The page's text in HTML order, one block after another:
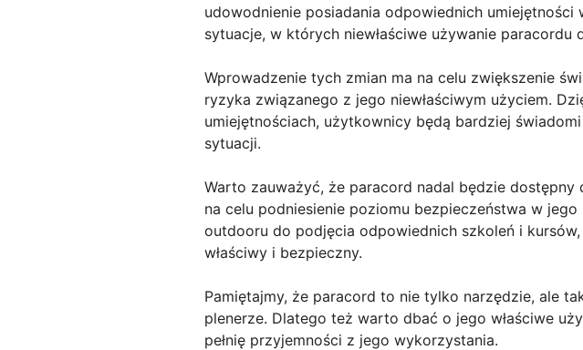
udowodnienie posiadania odpowiednich
sytuacje, w których niewłaściwe używanie
Wprowadzenie tych zmian ma na celu zwiększenie
ryzyka związanego z jego niewłaściwym użyciem.
umiejętnościach, użytkownicy będą bardziej
sytuacji.
Warto zauważyć, że paracord nadal będzie
na celu podniesienie poziomu bezpieczeństwa w
outdooru do podjęcia odpowiednich szkoleń i
właściwy i bezpieczny.
Pamiętajmy, że paracord to nie tylko narzędzie, ale
plenerze. Dlatego też warto dbać o jego właściwe
pełnię przyjemności z jego wykorzystania.